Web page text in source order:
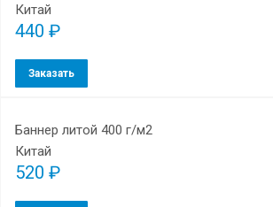
Китай
440 ₽
Заказать
Баннер литой 400 г/м2
Китай
520 ₽